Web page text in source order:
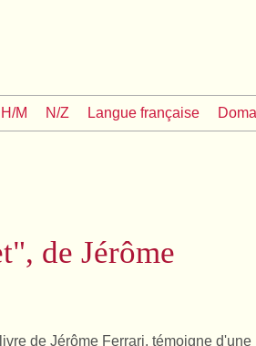
H/M N/Z Langue française
de Jérôme
de Jérôme Ferrari, témoigne d'une